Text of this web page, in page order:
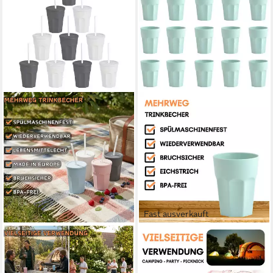
ENGELLAND
Becher Wiederverwendbare
Plastikbecher mit Deckel und
Fast ausverkauft
ENGELLAND
Becher Kunststoffbecher in
modernen Pastellfarben,